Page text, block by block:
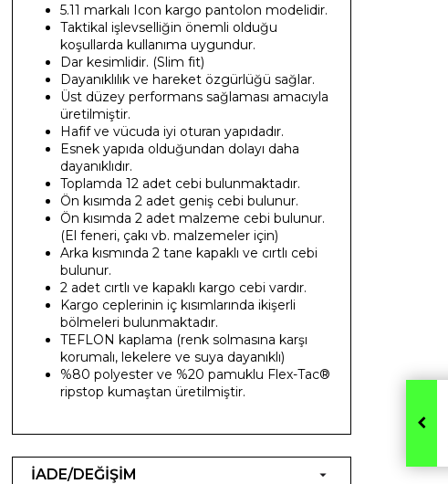
5.11 markalı Icon kargo pantolon modelidir.
Taktikal işlevselliğin önemli olduğu
koşullarda kullanıma uygundur.
Dar kesimlidir. (Slim fit)
Dayanıklılık ve hareket özgürlüğü sağlar.
Üst düzey performans sağlaması amacıyla
üretilmiştir.
Hafif ve vücuda iyi oturan yapıdadır.
Esnek yapıda olduğundan dolayı daha
dayanıklıdır.
Toplamda 12 adet cebi bulunmaktadır.
Ön kısımda 2 adet geniş cebi bulunur.
Ön kısımda 2 adet malzeme cebi bulunur.
(El feneri, çakı vb. malzemeler için)
Arka kısmında 2 tane kapaklı ve cırtlı cebi
bulunur.
2 adet cırtlı ve kapaklı kargo cebi vardır.
Kargo ceplerinin iç kısımlarında ikişerli
bölmeleri bulunmaktadır.
TEFLON kaplama (renk solmasına karşı
korumalı, lekelere ve suya dayanıklı)
%80 polyester ve %20 pamuklu Flex-Tac®
ripstop kumaştan üretilmiştir.
İADE/DEĞİŞİM